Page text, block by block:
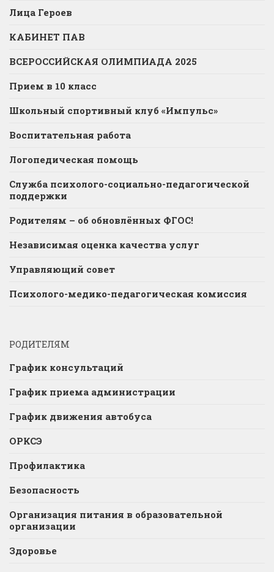
Лица Героев
КАБИНЕТ ПАВ
ВСЕРОССИЙСКАЯ ОЛИМПИАДА 2025
Прием в 10 класс
Школьный спортивный клуб «Импульс»
Воспитательная работа
Логопедическая помощь
Служба психолого-социально-педагогической
поддержки
Родителям – об обновлённых ФГОС!
Независимая оценка качества услуг
Управляющий совет
Психолого-медико-педагогическая комиссия
РОДИТЕЛЯМ
График консультаций
График приема администрации
График движения автобуса
ОРКСЭ
Профилактика
Безопасность
Организация питания в образовательной
организации
Здоровье